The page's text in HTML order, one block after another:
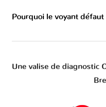
Pourquoi le voyant
Une valise de diagnostic